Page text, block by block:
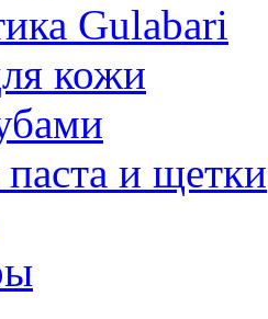
Gulabari
кожи
и щетки